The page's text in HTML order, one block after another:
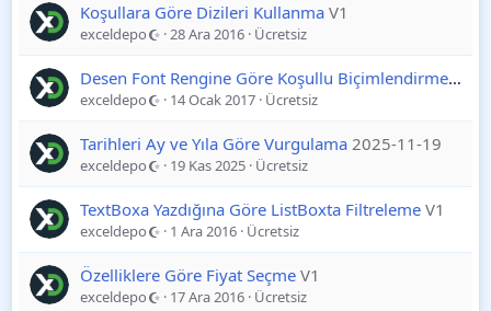
Koşullara Göre Dizileri Kullanma V1
exceldepo 28 Ara 2016 Ücretsiz
Desen Font Rengine Göre Koşullu Biçimlendirme
V1
exceldepo 14 Ocak 2017 Ücretsiz
Tarihleri Ay ve Yıla Göre Vurgulama 2025-11-19
exceldepo 19 Kas 2025 Ücretsiz
TextBoxa Yazdığına Göre ListBoxta Filtreleme V1
exceldepo 1 Ara 2016 Ücretsiz
Özelliklere Göre Fiyat Seçme V1
exceldepo 17 Ara 2016 Ücretsiz